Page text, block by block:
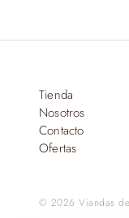
Tienda
Nosotros
Contacto
Ofertas
© 2026 Viandas de